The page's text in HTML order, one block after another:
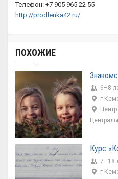
Телефон: +7 905 965 22 55
http://prodlenka42.ru/
ПОХОЖИЕ
6–8
г
Курс
7–18
г